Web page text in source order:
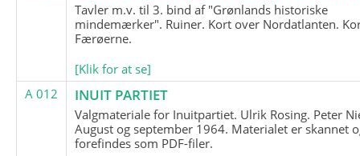
Tavler m.v. til 3. bind af "Grønlands historiske
mindemærker". Ruiner. Kort over Nordatlanten.
Færøerne.
[Klik for at se]
A 012
INUIT PARTIET
Valgmateriale for Inuitpartiet. Ulrik Rosing. Peter
August og september 1964. Materialet er skannet
forefindes som PDF-filer.